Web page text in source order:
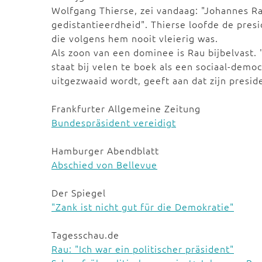
Wolfgang Thierse, zei vandaag: "Johannes
gedistantieerdheid". Thierse loofde de
die volgens hem nooit vleierig was.
Als zoon van een dominee is Rau
staat bij velen te boek als een sociaal-
uitgezwaaid wordt, geeft aan dat zijn
Frankfurter Allgemeine Zeitung
Bundespräsident vereidigt
Hamburger Abendblatt
Abschied von Bellevue
Der Spiegel
"Zank ist nicht gut für die Demokratie"
Tagesschau.de
Rau: "Ich war ein politischer präsident"